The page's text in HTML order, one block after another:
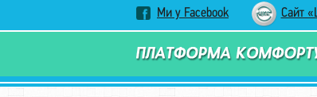
Ми у Facebook Сайт